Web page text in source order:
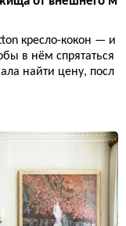
кресло-кокон — и
в нём спрятаться
найти цену, посл